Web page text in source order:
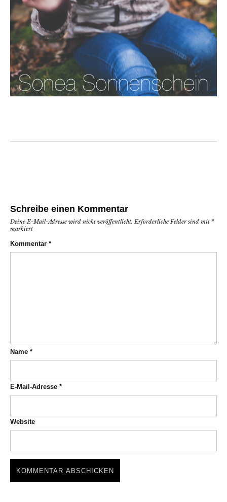
Schreibe einen Kommentar
Deine E-Mail-Adresse wird nicht veröffentlicht. Erforderliche Felder sind mit *
markiert
Kommentar *
Name *
E-Mail-Adresse *
Website